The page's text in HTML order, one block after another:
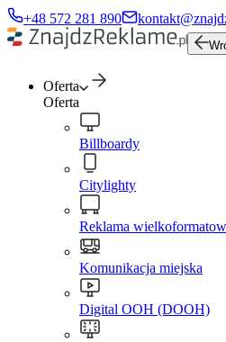
+48 572 281 890
Oferta
Oferta
Billboardy
Citylighty
Reklama
Komunikacja miejska
Digital OOH (DOOH)